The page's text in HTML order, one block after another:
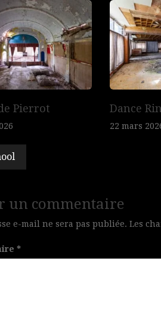
Pierrot Dance
22 mars
un commentaire
e-mail ne sera pas publiée. Les
*